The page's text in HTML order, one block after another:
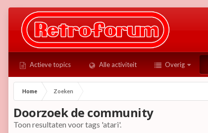
Actieve topics Alle activiteit Overig
Home Zoeken
Doorzoek de community
Toon resultaten voor tags 'atari'.